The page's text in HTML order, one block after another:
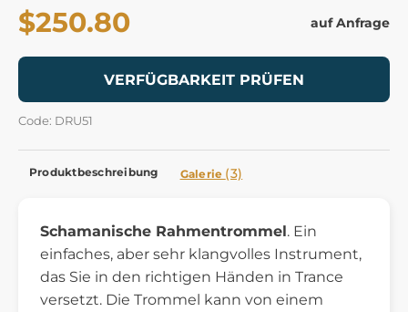
$250.80 auf Anfrage
VERFÜGBARKEIT PRÜFEN
Code: DRU51
Produktbeschreibung Galerie (3)
Schamanische Rahmentrommel. Ein
einfaches, aber sehr klangvolles Instrument,
das Sie in den richtigen Händen in Trance
versetzt. Die Trommel kann von einem